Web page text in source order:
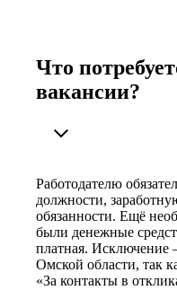
Что
вакансии?
Работодателю
должности,
обязанности. Ещё
были денежные
платная. Исключение
Омской области, так
«За контакты в